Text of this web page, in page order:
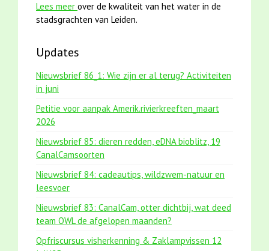
Lees meer over de kwaliteit van het water in de
stadsgrachten van Leiden.
Updates
Nieuwsbrief 86_1: Wie zijn er al terug? Activiteiten
in juni
Petitie voor aanpak Amerik.rivierkreeften_maart
2026
Nieuwsbrief 85: dieren redden, eDNA bioblitz, 19
CanalCamsoorten
Nieuwsbrief 84: cadeautips, wildzwem-natuur en
leesvoer
Nieuwsbrief 83: CanalCam, otter dichtbij, wat deed
team OWL de afgelopen maanden?
Opfriscursus visherkenning & Zaklampvissen 12